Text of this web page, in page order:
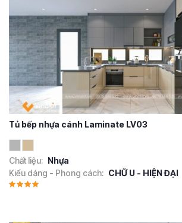
Tủ bếp nhựa cánh Laminate LV03
Chất liệu: Nhựa
Kiểu dáng - Phong cách: CHỮ U - HIỆN ĐẠI